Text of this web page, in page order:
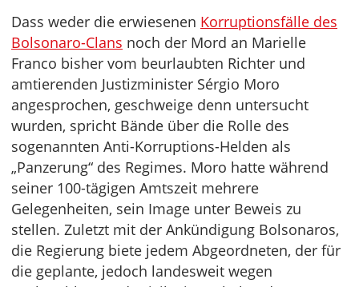
Dass weder die erwiesenen Korruptionsfälle des
Bolsonaro-Clans noch der Mord an Marielle
Franco bisher vom beurlaubten Richter und
amtierenden Justizminister Sérgio Moro
angesprochen, geschweige denn untersucht
wurden, spricht Bände über die Rolle des
sogenannten Anti-Korruptions-Helden als
„Panzerung“ des Regimes. Moro hatte während
seiner 100-tägigen Amtszeit mehrere
Gelegenheiten, sein Image unter Beweis zu
stellen. Zuletzt mit der Ankündigung Bolsonaros,
die Regierung biete jedem Abgeordneten, der für
die geplante, jedoch landesweit wegen